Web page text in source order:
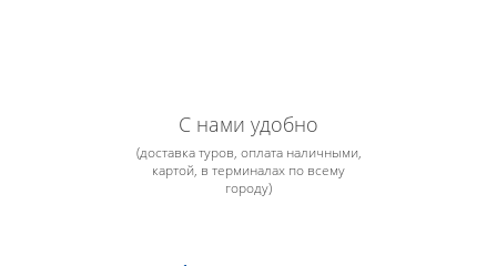
С нами удобно
(доставка туров, оплата наличными,
картой, в терминалах по всему
городу)